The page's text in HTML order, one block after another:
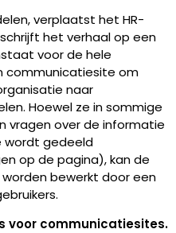
verplaatst het HR-
het verhaal op een
voor de hele
communicatiesite om
naar
Hoewel ze in sommige
vragen over de informatie
wordt gedeeld
op de pagina), kan de
bewerkt door een
voor communicatiesites.